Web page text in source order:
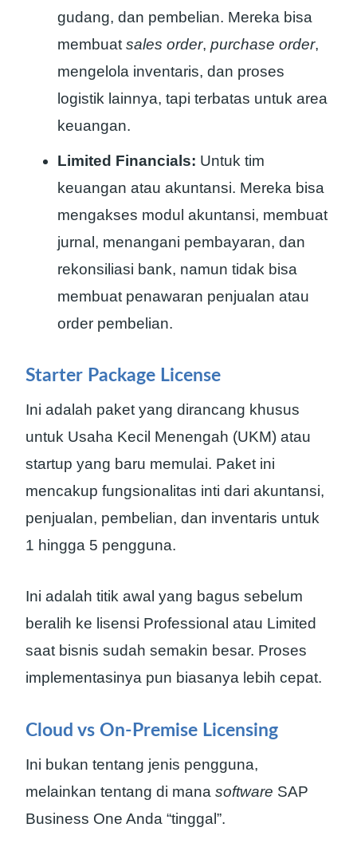
gudang, dan pembelian. Mereka bisa
membuat sales order, purchase order,
mengelola inventaris, dan proses
logistik lainnya, tapi terbatas untuk area
keuangan.
Limited Financials: Untuk tim
keuangan atau akuntansi. Mereka bisa
mengakses modul akuntansi, membuat
jurnal, menangani pembayaran, dan
rekonsiliasi bank, namun tidak bisa
membuat penawaran penjualan atau
order pembelian.
Starter Package License
Ini adalah paket yang dirancang khusus
untuk Usaha Kecil Menengah (UKM) atau
startup yang baru memulai. Paket ini
mencakup fungsionalitas inti dari akuntansi,
penjualan, pembelian, dan inventaris untuk
1 hingga 5 pengguna.
Ini adalah titik awal yang bagus sebelum
beralih ke lisensi Professional atau Limited
saat bisnis sudah semakin besar. Proses
implementasinya pun biasanya lebih cepat.
Cloud vs On-Premise Licensing
Ini bukan tentang jenis pengguna,
melainkan tentang di mana software SAP
Business One Anda “tinggal”.